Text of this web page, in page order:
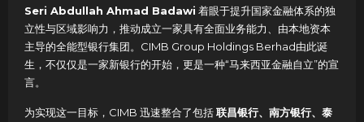
Seri Abdullah Ahmad Badawi 着眼于提升国家金融体系的独
立性与区域影响力，推动成立一家具有全面业务能力、由本地资本
主导的全能型银行集团。CIMB Group Holdings Berhad由此诞
生，不仅仅是一家新银行的开始，更是一种“马来西亚金融自立”的宣
言。
为实现这一目标，CIMB 迅速整合了包括联昌银行、南方银行、泰